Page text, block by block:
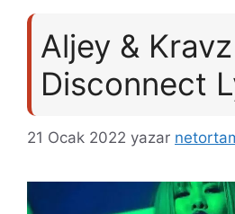
Aljey &
Disconnect
21 Ocak 2022 yazar